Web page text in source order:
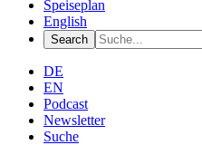
Speiseplan
English
DE
EN
Podcast
Newsletter
Suche